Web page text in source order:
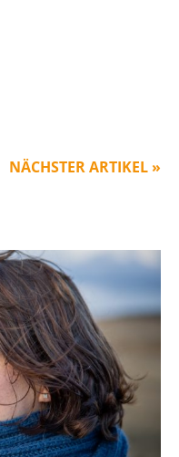
NÄCHSTER ARTIKEL »